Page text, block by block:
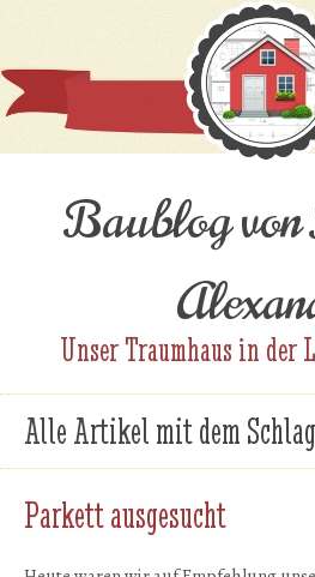
Baublog von
Unser Traumhaus in der
Alle Artikel mit dem
Parkett ausgesucht